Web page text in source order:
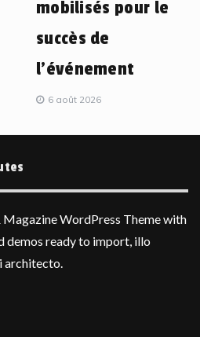
mobilisés pour le
succès de
l’événement
6 août 2026
WordPress Theme with
demos ready to import, illo
architecto.